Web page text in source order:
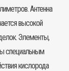
Антенна
высокой
Элементы,
специальным
кислорода